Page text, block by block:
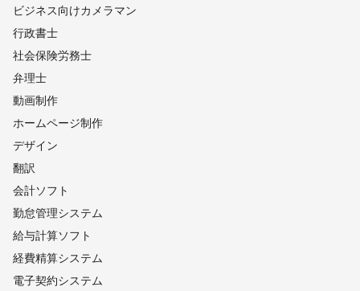
ビジネス向けカメラマン
行政書士
社会保険労務士
弁理士
動画制作
ホームページ制作
デザイン
翻訳
会計ソフト
勤怠管理システム
給与計算ソフト
経費精算システム
電子契約システム